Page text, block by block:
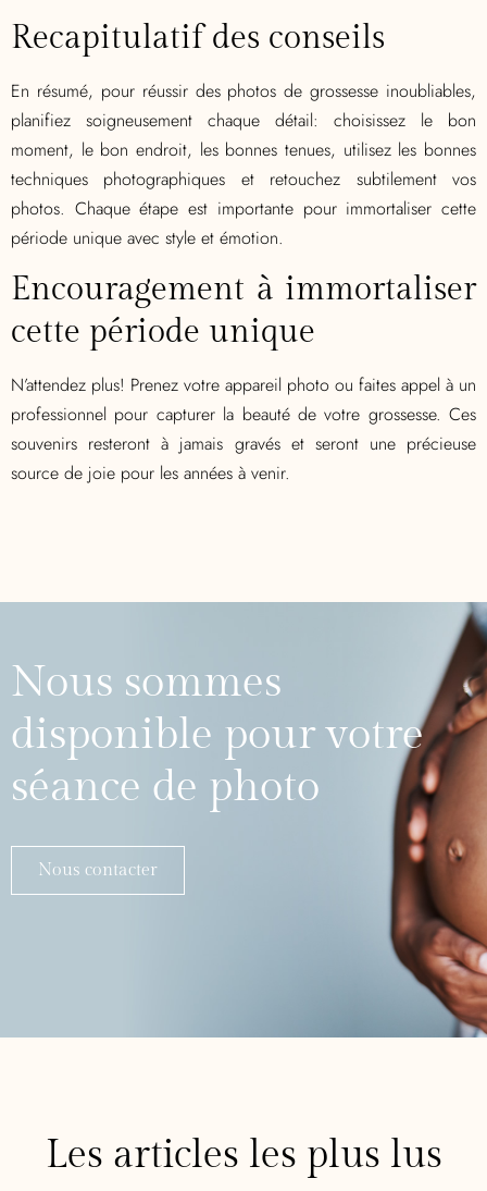
Recapitulatif des conseils
En résumé, pour réussir des photos de grossesse inoubliables,
planifiez soigneusement chaque détail: choisissez le bon
moment, le bon endroit, les bonnes tenues, utilisez les bonnes
techniques photographiques et retouchez subtilement vos
photos. Chaque étape est importante pour immortaliser cette
période unique avec style et émotion.
Encouragement à immortaliser
cette période unique
N’attendez plus! Prenez votre appareil photo ou faites appel à un
professionnel pour capturer la beauté de votre grossesse. Ces
souvenirs resteront à jamais gravés et seront une précieuse
source de joie pour les années à venir.
Nous sommes
disponible pour votre
séance de photo
Nous contacter
Les articles les plus lus